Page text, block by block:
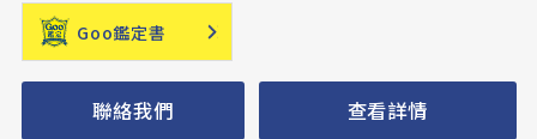
Goo鑑定書
聯絡我們 查看詳情